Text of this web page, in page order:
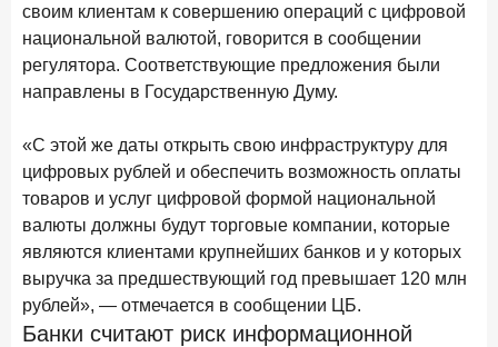
ПОДПИСАТЬСЯ
8 июня 2026 года ИССЛЕДОВАНИЕ
По итогам мая 2026 года объем выдач кредитов
составил 993,8 млрд руб.
ИССЛЕДОВАНИЕ
Синергия интеллектов: будущее контакт-центров в
партнерстве человека и технологий
своим клиентам к совершению операций с цифровой
национальной валютой, говорится в сообщении
регулятора. Соответствующие предложения были
направлены в Государственную Думу.
«С этой же даты открыть свою инфраструктуру для
цифровых рублей и обеспечить возможность оплаты
товаров и услуг цифровой формой национальной
валюты должны будут торговые компании, которые
являются клиентами крупнейших банков и у которых
выручка за предшествующий год превышает 120 млн
рублей», — отмечается в сообщении ЦБ.
Банки считают риск информационной